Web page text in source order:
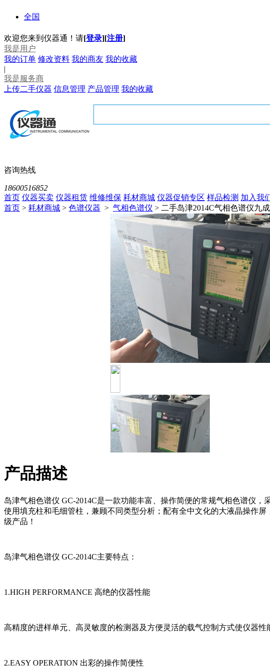
全国
欢迎您来到仪器通！请[登录][注册]
我是用户
我的订单 修改资料 我的商友 我的收藏
|
我是服务商
上传二手仪器 信息管理 产品管理 我的收藏
咨询热线
18600516852
首页 仪器买卖 仪器租赁 维修维保 耗材商城 仪器促销专区 样品检测 加入我
首页 > 耗材商城 > 色谱仪器 > 气相色谱仪 > 二手岛津2014C气相色谱仪九
产品描述
岛津气相色谱仪 GC-2014C是一款功能丰富、操作简便的常规气相色谱仪
使用填充柱和毛细管柱，兼顾不同类型分析；配有全中文化的大液晶操作
级产品！
岛津气相色谱仪 GC-2014C主要特点：
1.HIGH PERFORMANCE 高绝的仪器性能
高精度的进样单元、高灵敏度的检测器及方便灵活的载气控制方式使仪器性
2.EASY OPERATION 出彩的操作简便性